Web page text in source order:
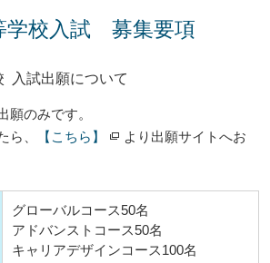
学校入試 募集要項
入試出願について
願のみです。
ら、
【こちら】
より出願サイトへお
グローバルコース50名
アドバンストコース50名
キャリアデザインコース100名